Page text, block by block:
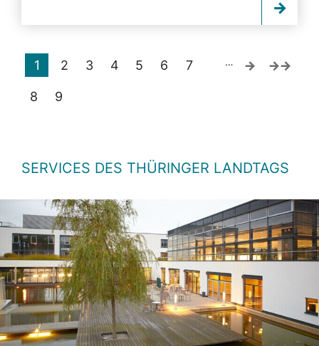
1 2 3 4 5 6 7
8 9
…
SERVICES DES THÜRINGER LANDTAGS